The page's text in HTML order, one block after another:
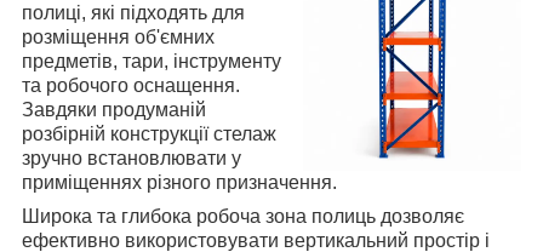
полиці, які підходять для
розміщення об'ємних
предметів, тари, інструменту
та робочого оснащення.
Завдяки продуманій
розбірній конструкції стелаж
зручно встановлювати у
приміщеннях різного призначення.
Широка та глибока робоча зона полиць дозволяє
ефективно використовувати вертикальний простір і